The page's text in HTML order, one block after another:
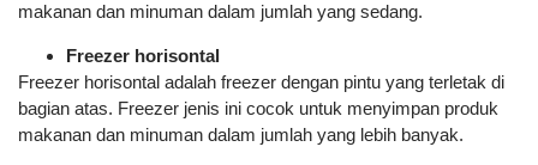
makanan dan minuman dalam jumlah yang sedang.
Freezer horisontal
Freezer horisontal adalah freezer dengan pintu yang terletak di
bagian atas. Freezer jenis ini cocok untuk menyimpan produk
makanan dan minuman dalam jumlah yang lebih banyak.